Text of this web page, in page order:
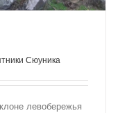
Сюуника
левобережья